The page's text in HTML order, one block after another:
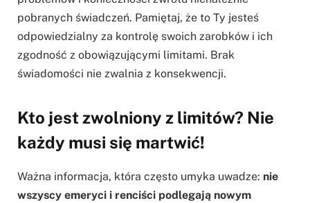
pobranych świadczeń. Pamiętaj, że to Ty jesteś
odpowiedzialny za kontrolę swoich zarobków i ich
zgodność z obowiązującymi limitami. Brak
świadomości nie zwalnia z konsekwencji.
Kto jest zwolniony z limitów? Nie
każdy musi się martwić!
Ważna informacja, która często umyka uwadze: nie
wszyscy emeryci i renciści podlegają nowym